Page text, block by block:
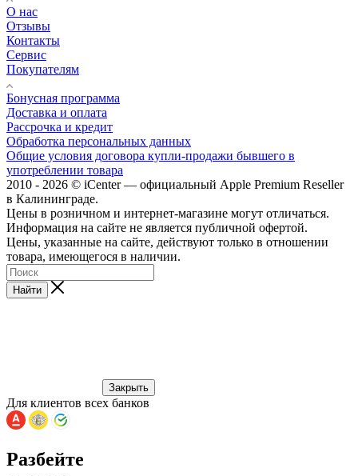
О нас
Отзывы
Контакты
Сервис
Покупателям
Бонусная программа
Доставка и оплата
Рассрочка и кредит
Обработка персональных данных
Общие условия договора купли-продажи бывшего в
употреблении товара
2010 - 2026 © iCenter — официальный Apple Premium Reseller
в Калининграде.
Цены в розничном и интернет-магазине могут отличаться.
Информация на сайте не является публичной офертой.
Цены, указанные на сайте, действуют только в отношении
товара, имеющегося в наличии.
Найти
Закрыть
Для клиентов всех банков
Разбейте